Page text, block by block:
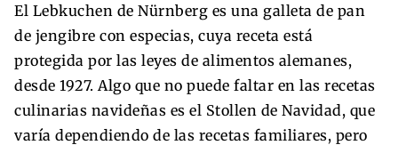
El Lebkuchen de Nürnberg es una galleta de pan
de jengibre con especias, cuya receta está
protegida por las leyes de alimentos alemanes,
desde 1927. Algo que no puede faltar en las recetas
culinarias navideñas es el Stollen de Navidad, que
varía dependiendo de las recetas familiares, pero